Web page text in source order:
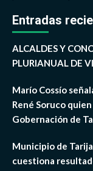
Entradas
ALCALDES Y
PLURIANUAL DE
Marío Cossío
René Soruco
Gobernación de
Municipio de
cuestiona